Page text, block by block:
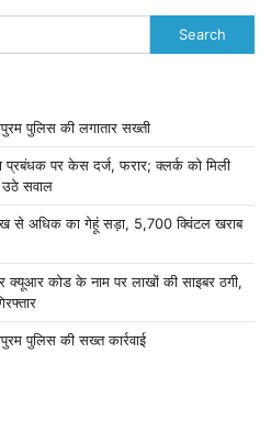
Search
पुलिस की लगातार सख्ती
प्रबंधक पर केस दर्ज, फरार; क्लर्क को मिली
उठे सवाल
से अधिक का गेहूं सड़ा, 5,700 क्विंटल खराब
क्यूआर कोड के नाम पर लाखों की साइबर ठगी,
पुलिस की सख्त कार्रवाई